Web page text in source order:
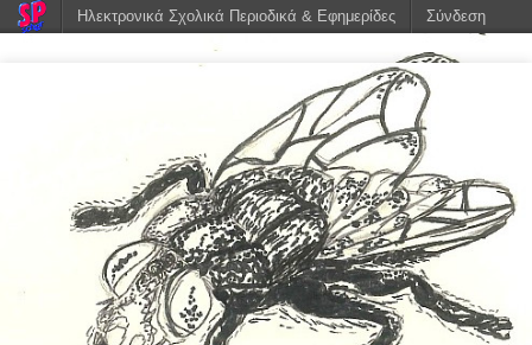
Ηλεκτρονικά Σχολικά Περιοδικά & Εφημερίδες Σύνδεση